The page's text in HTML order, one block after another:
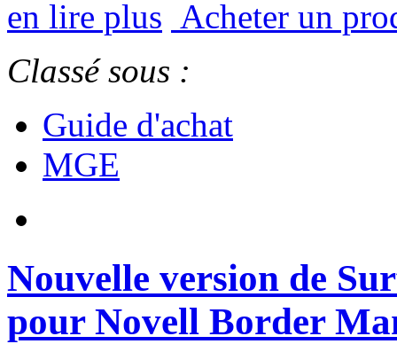
en lire plus Acheter un
Classé sous :
Guide d'achat
MGE
Nouvelle version de
pour Novell Border